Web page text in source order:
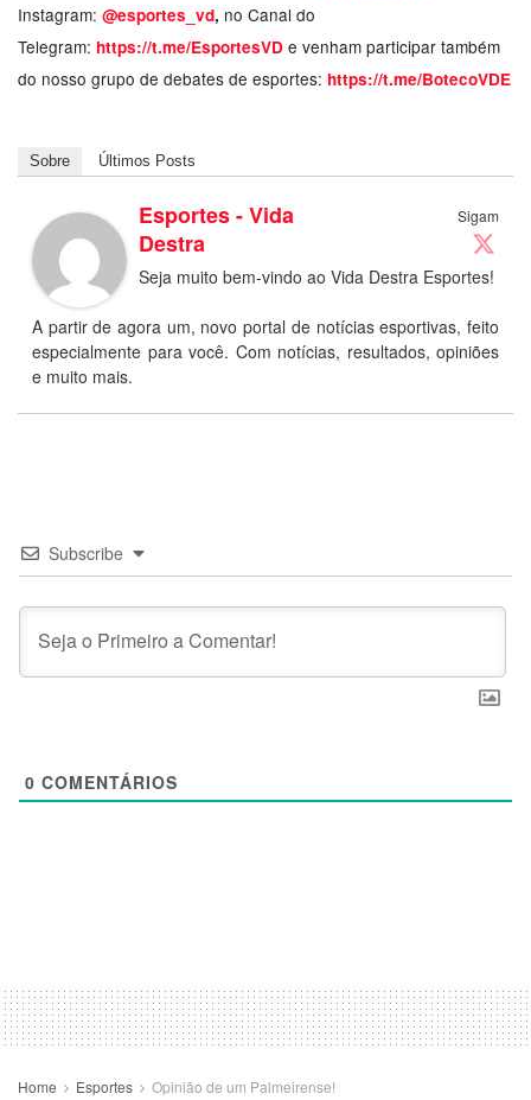
Instagram: @esportes_vd, no Canal do
Telegram: https://t.me/EsportesVD e venham participar também
do nosso grupo de debates de esportes: https://t.me/BotecoVDE
Sobre Últimos Posts
Sigam
Esportes - Vida
Destra
Seja muito bem-vindo ao Vida Destra Esportes!
A partir de agora um, novo portal de notícias esportivas, feito
especialmente para você. Com notícias, resultados, opiniões
e muito mais.
Subscribe
0 COMENTÁRIOS
Home Esportes Opinião de um Palmeirense!